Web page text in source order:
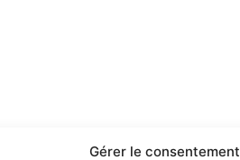
Gérer le consentement